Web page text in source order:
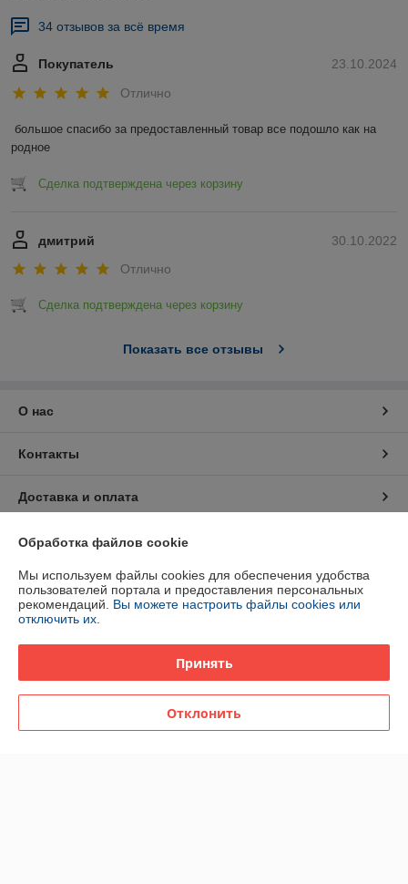
34 отзывов за всё время
23.10.2024
Покупатель
Отлично
большое спасибо за предоставленный товар все подошло как на
родное
Сделка подтверждена через корзину
30.10.2022
дмитрий
Отлично
Сделка подтверждена через корзину
Показать все отзывы
О нас
Контакты
Доставка и оплата
График работы
Полная версия сайта
Политика обработки cookies
Сайт создан на платформе Deal.by
Обработка файлов cookie
Мы используем файлы cookies для обеспечения удобства
пользователей портала и предоставления персональных
рекомендаций. Вы можете настроить файлы cookies или
отключить их.
Принять
Отклонить